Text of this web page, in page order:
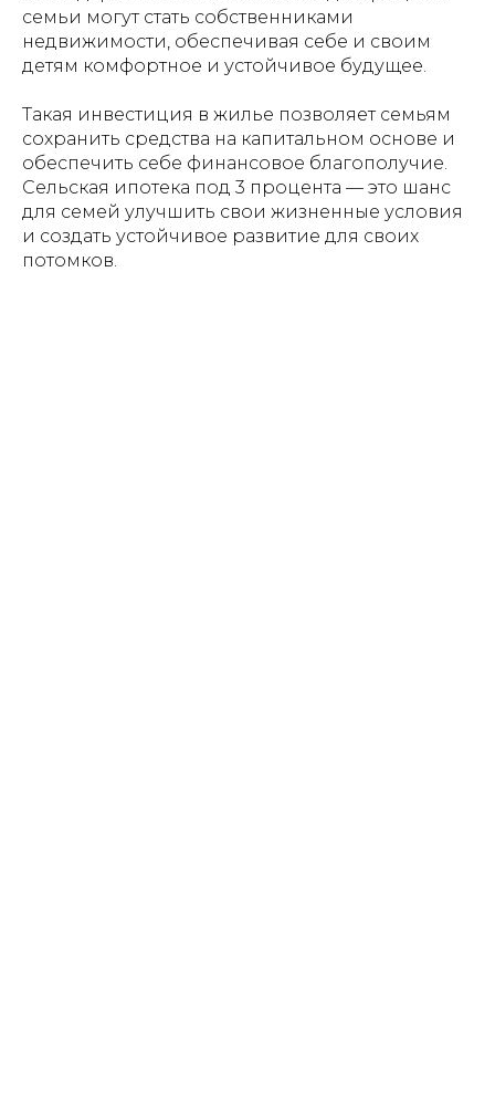
семьи могут стать собственниками
недвижимости, обеспечивая себе и своим
детям комфортное и устойчивое будущее.
Такая инвестиция в жилье позволяет семьям
сохранить средства на капитальном основе и
обеспечить себе финансовое благополучие.
Сельская ипотека под 3 процента — это шанс
для семей улучшить свои жизненные условия
и создать устойчивое развитие для своих
потомков.